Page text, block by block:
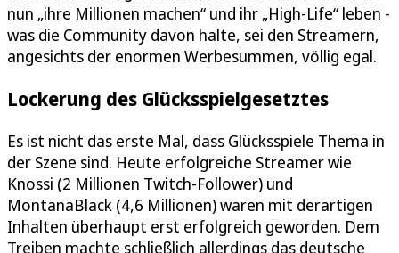
nun „ihre Millionen machen“ und ihr „High-Life“ leben -
was die Community davon halte, sei den Streamern,
angesichts der enormen Werbesummen, völlig egal.
Lockerung des Glücksspielgesetztes
Es ist nicht das erste Mal, dass Glücksspiele Thema in
der Szene sind. Heute erfolgreiche Streamer wie
Knossi (2 Millionen Twitch-Follower) und
MontanaBlack (4,6 Millionen) waren mit derartigen
Inhalten überhaupt erst erfolgreich geworden. Dem
Treiben machte schließlich allerdings das deutsche